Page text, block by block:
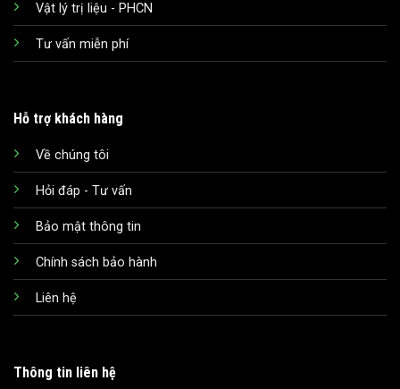
Vật lý trị liệu - PHCN
Tư vấn miễn phí
Hỗ trợ khách hàng
Về chúng tôi
Hỏi đáp - Tư vấn
Bảo mật thông tin
Chính sách bảo hành
Liên hệ
Thông tin liên hệ